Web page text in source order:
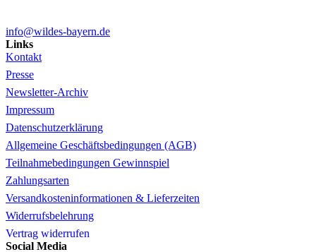
info@wildes-bayern.de
Links
Kontakt
Presse
Newsletter-Archiv
Impressum
Datenschutzerklärung
Allgemeine Geschäftsbedingungen (AGB)
Teilnahmebedingungen Gewinnspiel
Zahlungsarten
Versandkosteninformationen & Lieferzeiten
Widerrufsbelehrung
Vertrag widerrufen
Social Media